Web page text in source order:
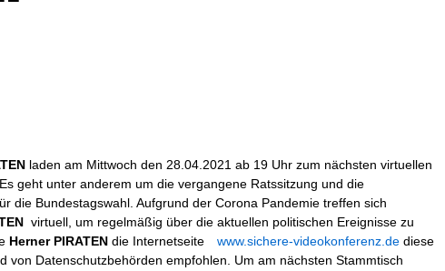
laden am Mittwoch den 28.04.2021 ab 19 Uhr zum nächsten virtuellen
geht unter anderem um die vergangene Ratssitzung und die
die Bundestagswahl. Aufgrund der Corona Pandemie treffen sich
virtuell, um regelmäßig über die aktuellen politischen Ereignisse zu
Herner PIRATEN die Internetseite www.sichere-videokonferenz.de diese
von Datenschutzbehörden empfohlen. Um am nächsten Stammtisch